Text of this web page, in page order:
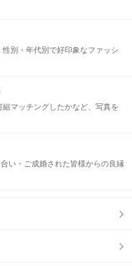
別・年代別で好印象なファッシ
マッチングしたかなど、写真を
い・ご成婚された皆様からの良縁